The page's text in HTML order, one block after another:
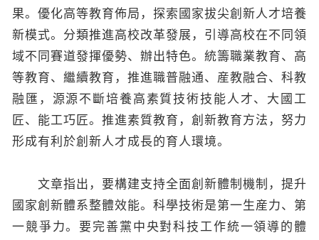
果。優化高等教育佈局，探索國家拔尖創新人才培養
新模式。分類推進高校改革發展，引導高校在不同領
域不同賽道發揮優勢、辦出特色。統籌職業教育、高
等教育、繼續教育，推進職普融通、産教融合、科教
融匯，源源不斷培養高素質技術技能人才、大國工
匠、能工巧匠。推進素質教育，創新教育方法，努力
形成有利於創新人才成長的育人環境。
文章指出，要構建支持全面創新體制機制，提升
國家創新體系整體效能。科學技術是第一生産力、第
一競爭力。要完善黨中央對科技工作統一領導的體